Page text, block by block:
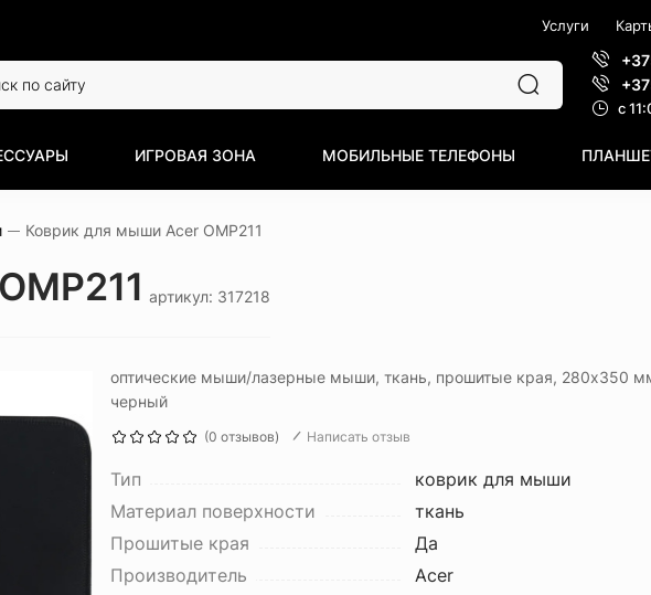
Услуги
c
ИГРОВАЯ ЗОНА МОБИЛЬНЫЕ ТЕЛЕФОНЫ
Коврик для мыши Acer OMP211
артикул: 317218
оптические мыши/лазерные мыши, ткань, прошитые края, 280x350
черный
(0 отзывов) Написать отзыв
Тип
коврик для мыши
Материал поверхности
ткань
Прошитые края
Да
Производитель
Acer